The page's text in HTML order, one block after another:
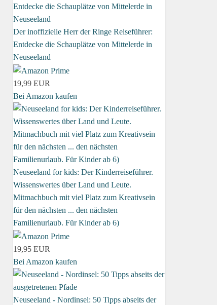
Der inoffizielle Herr der Ringe Reiseführer:
Entdecke die Schauplätze von Mittelerde in
Neuseeland
19,99 EUR
Bei Amazon kaufen
Neuseeland for kids: Der Kinderreiseführer.
Wissenswertes über Land und Leute.
Mitmachbuch mit viel Platz zum Kreativsein
für den nächsten ... den nächsten
Familienurlaub. Für Kinder ab 6)
19,95 EUR
Bei Amazon kaufen
Neuseeland - Nordinsel: 50 Tipps abseits der